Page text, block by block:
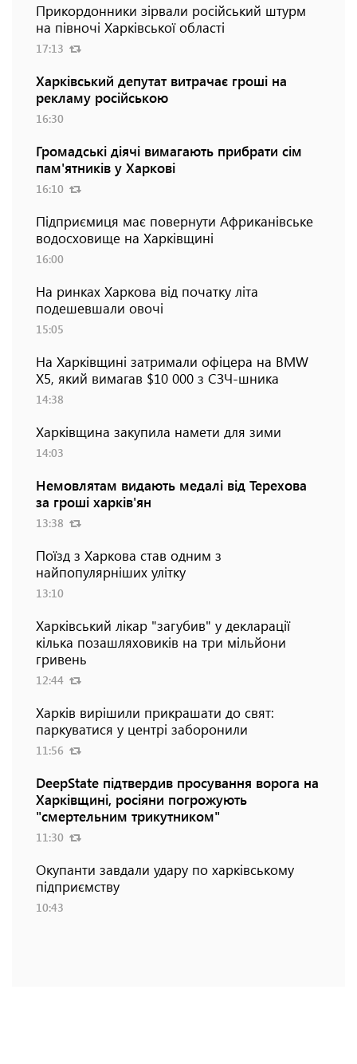
Прикордонники зірвали російський штурм
на півночі Харківської області
17:13
Харківський депутат витрачає гроші на
рекламу російською
16:30
Громадські діячі вимагають прибрати сім
пам'ятників у Харкові
16:10
Підприємиця має повернути Африканівське
водосховище на Харківщині
16:00
На ринках Харкова від початку літа
подешевшали овочі
15:05
На Харківщині затримали офіцера на BMW
Х5, який вимагав $10 000 з СЗЧ-шника
14:38
Харківщина закупила намети для зими
14:03
Немовлятам видають медалі від Терехова
за гроші харків'ян
13:38
Поїзд з Харкова став одним з
найпопулярніших улітку
13:10
Харківський лікар "загубив" у декларації
кілька позашляховиків на три мільйони
гривень
12:44
Харків вирішили прикрашати до свят:
паркуватися у центрі заборонили
11:56
DeepState підтвердив просування ворога на
Харківщині, росіяни погрожують
"смертельним трикутником"
11:30
Окупанти завдали удару по харківському
підприємству
10:43